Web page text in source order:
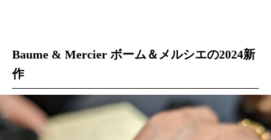
Baume & Mercier ボーム＆メルシエの2024新
作